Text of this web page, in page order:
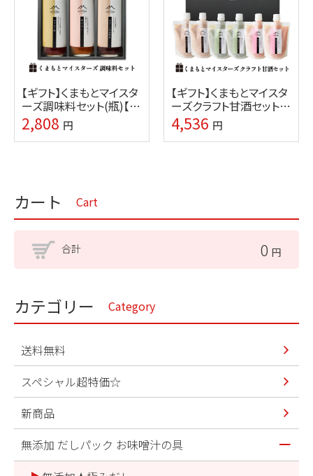
【ギフト】くまもとマイスタ
ーズ調味料セット(瓶)【九
州熊本の味噌・しょうゆ醸
造元ホシサン】
2,808 円
【ギフト】くまもとマイスタ
ーズクラフト甘酒セット
（苺・和光茶・抹茶味）【味
噌・しょうゆ醸造元ホシサ
ン】
4,536 円
カート Cart
合計 0 円
カテゴリー Category
送料無料
スペシャル超特価☆
新商品
無添加 だしパック お味噌汁の具